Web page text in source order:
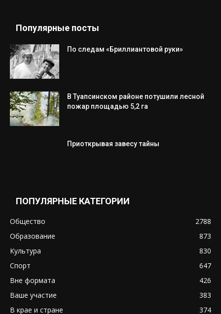
Популярные посты
По следам «Бриллиантовой руки»
В Туапсинском районе потушили лесной
пожар площадью 5,2 га
Приоткрывая завесу тайны
ПОПУЛЯРНЫЕ КАТЕГОРИИ
Общество
2788
Образование
873
Культура
830
Спорт
647
Вне формата
426
Ваше участие
383
В крае и стране
374